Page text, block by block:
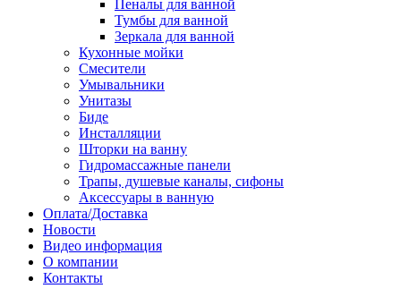
Пеналы для ванной
Тумбы для ванной
Зеркала для ванной
Кухонные мойки
Смесители
Умывальники
Унитазы
Биде
Инсталляции
Шторки на ванну
Гидромассажные панели
Трапы, душевые каналы, сифоны
Аксессуары в ванную
Оплата/Доставка
Новости
Видео информация
О компании
Контакты